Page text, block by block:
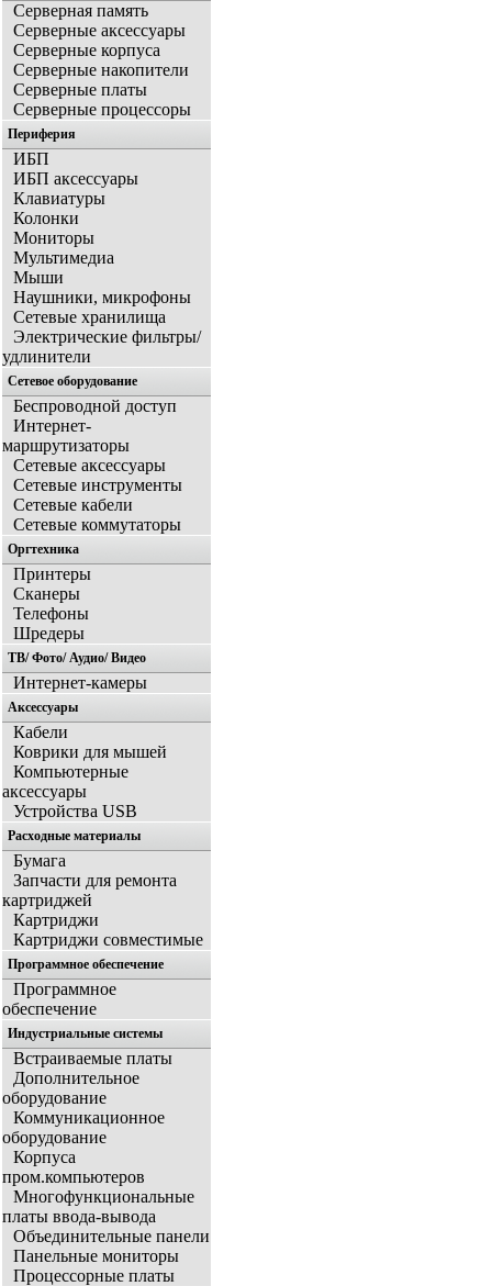
Серверная память
Серверные аксессуары
Серверные корпуса
Серверные накопители
Серверные платы
Серверные процессоры
Периферия
ИБП
ИБП аксессуары
Клавиатуры
Колонки
Мониторы
Мультимедиа
Мыши
Наушники, микрофоны
Сетевые хранилища
Электрические фильтры/
удлинители
Сетевое оборудование
Беспроводной доступ
Интернет-
маршрутизаторы
Сетевые аксессуары
Сетевые инструменты
Сетевые кабели
Сетевые коммутаторы
Оргтехника
Принтеры
Сканеры
Телефоны
Шредеры
ТВ/ Фото/ Аудио/ Видео
Интернет-камеры
Аксессуары
Кабели
Коврики для мышей
Компьютерные
аксессуары
Устройства USB
Расходные материалы
Бумага
Запчасти для ремонта
картриджей
Картриджи
Картриджи совместимые
Программное обеспечение
Программное
обеспечение
Индустриальные системы
Встраиваемые платы
Дополнительное
оборудование
Коммуникационное
оборудование
Корпуса
пром.компьютеров
Многофункциональные
платы ввода-вывода
Объединительные панели
Панельные мониторы
Процессорные платы